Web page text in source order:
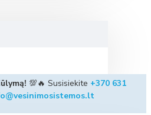
💯🔥 Susisiekite +370 631